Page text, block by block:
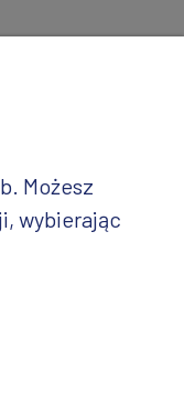
Możesz
wybierając